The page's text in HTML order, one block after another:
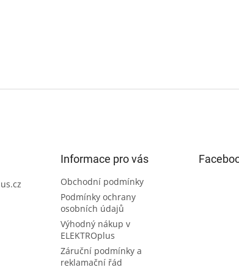
Informace pro vás
Obchodní podmínky
Podmínky ochrany
osobních údajů
Výhodný nákup v
ELEKTROplus
Záruční podmínky a
reklamační řád